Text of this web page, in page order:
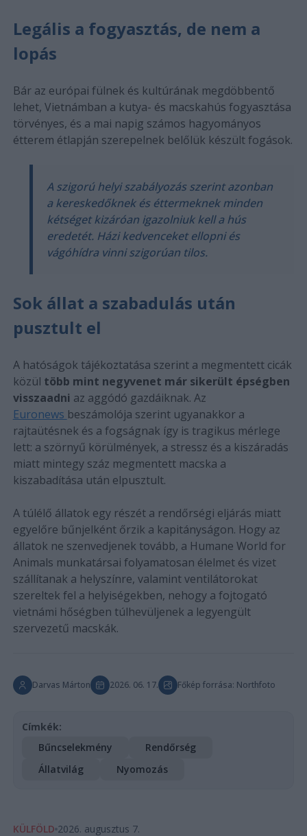
Legális a fogyasztás, de nem a
lopás
Bár az európai fülnek és kultúrának megdöbbentő
lehet, Vietnámban a kutya- és macskahús fogyasztása
törvényes, és a mai napig számos hagyományos
étterem étlapján szerepelnek belőlük készült fogások.
A szigorú helyi szabályozás szerint azonban
a kereskedőknek és éttermeknek minden
kétséget kizáróan igazolniuk kell a hús
eredetét. Házi kedvenceket ellopni és
vágóhídra vinni szigorúan tilos.
Sok állat a szabadulás után
pusztult el
A hatóságok tájékoztatása szerint a megmentett cicák
közül több mint negyvenet már sikerült épségben
visszaadni az aggódó gazdáiknak. Az
Euronews beszámolója szerint ugyanakkor a
rajtaütésnek és a fogságnak így is tragikus mérlege
lett: a szörnyű körülmények, a stressz és a kiszáradás
miatt mintegy száz megmentett macska a
kiszabadítása után elpusztult.
A túlélő állatok egy részét a rendőrségi eljárás miatt
egyelőre bűnjelként őrzik a kapitányságon. Hogy az
állatok ne szenvedjenek tovább, a Humane World for
Animals munkatársai folyamatosan élelmet és vizet
szállítanak a helyszínre, valamint ventilátorokat
szereltek fel a helyiségekben, nehogy a fojtogató
vietnámi hőségben túlhevüljenek a legyengült
szervezetű macskák.
Darvas Márton 2026. 06. 17. Főkép forrása: Northfoto
Címkék:
Bűncselekmény
Rendőrség
Állatvilág
Nyomozás
KÜLFÖLD 2026. augusztus 7.